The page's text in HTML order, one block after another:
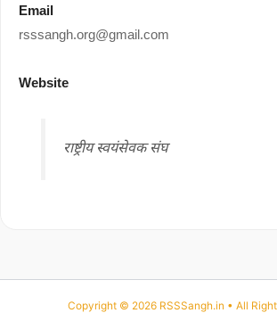
Email
rsssangh.org@gmail.com
Website
राष्ट्रीय स्वयंसेवक संघ
Copyright © 2026 RSSSangh.in • All